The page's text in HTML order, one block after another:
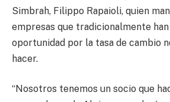
Simbrah, Filippo Rapaioli, quien
empresas que tradicionalmente
oportunidad por la tasa de cambio
hacer.
“Nosotros tenemos un socio que